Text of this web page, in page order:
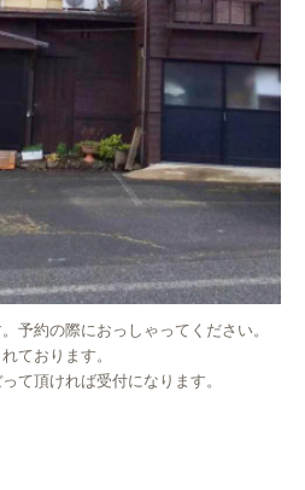
予約の際におっしゃってください。
ております。
て頂ければ受付になります。